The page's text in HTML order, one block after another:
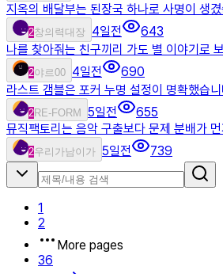
지옥의 배달부는 된장국 하나로 사명이 생
2창의력대장 4일전
643
나를 찾아줘는 친구끼리 가도 별 이야기로
2야르00 4일전
690
라스트 갬블은 포커 누명 설정이 명확했습
2RE-FORM 5일전
655
뮤직팩토리는 음악 구출보다 문제 분배가
2우리가남이가 5일전 739
1
2
More pages
36